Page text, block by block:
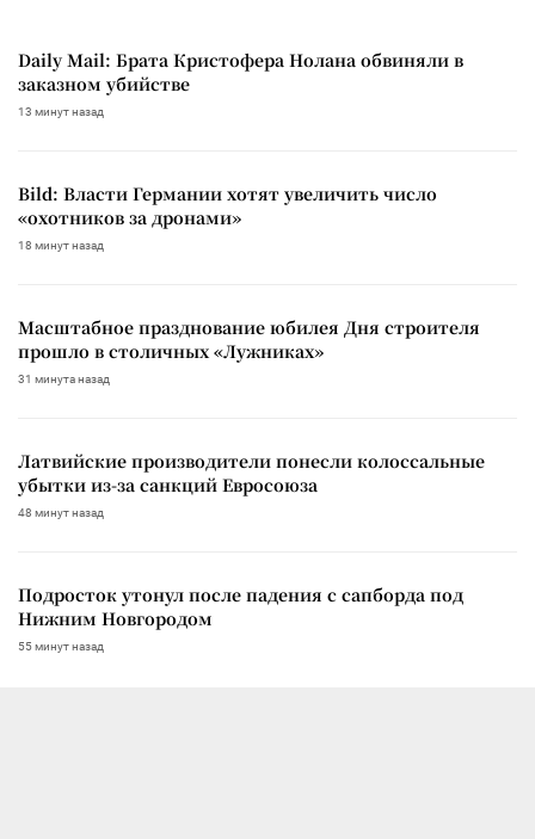
Daily Mail: Брата Кристофера Нолана обвиняли в
заказном убийстве
13 минут назад
Bild: Власти Германии хотят увеличить число
«охотников за дронами»
18 минут назад
Масштабное празднование юбилея Дня строителя
прошло в столичных «Лужниках»
31 минута назад
Латвийские производители понесли колоссальные
убытки из-за санкций Евросоюза
48 минут назад
Подросток утонул после падения с сапборда под
Нижним Новгородом
55 минут назад